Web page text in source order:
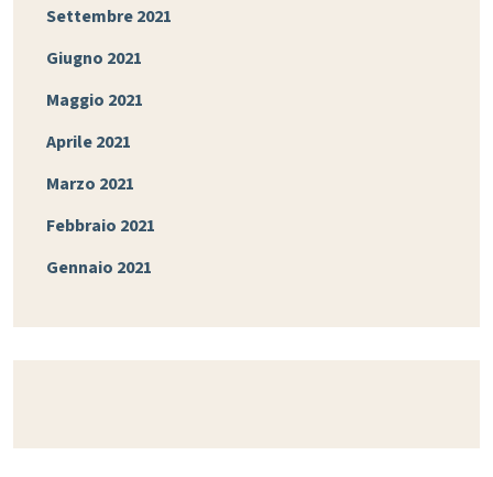
Settembre 2021
Giugno 2021
Maggio 2021
Aprile 2021
Marzo 2021
Febbraio 2021
Gennaio 2021